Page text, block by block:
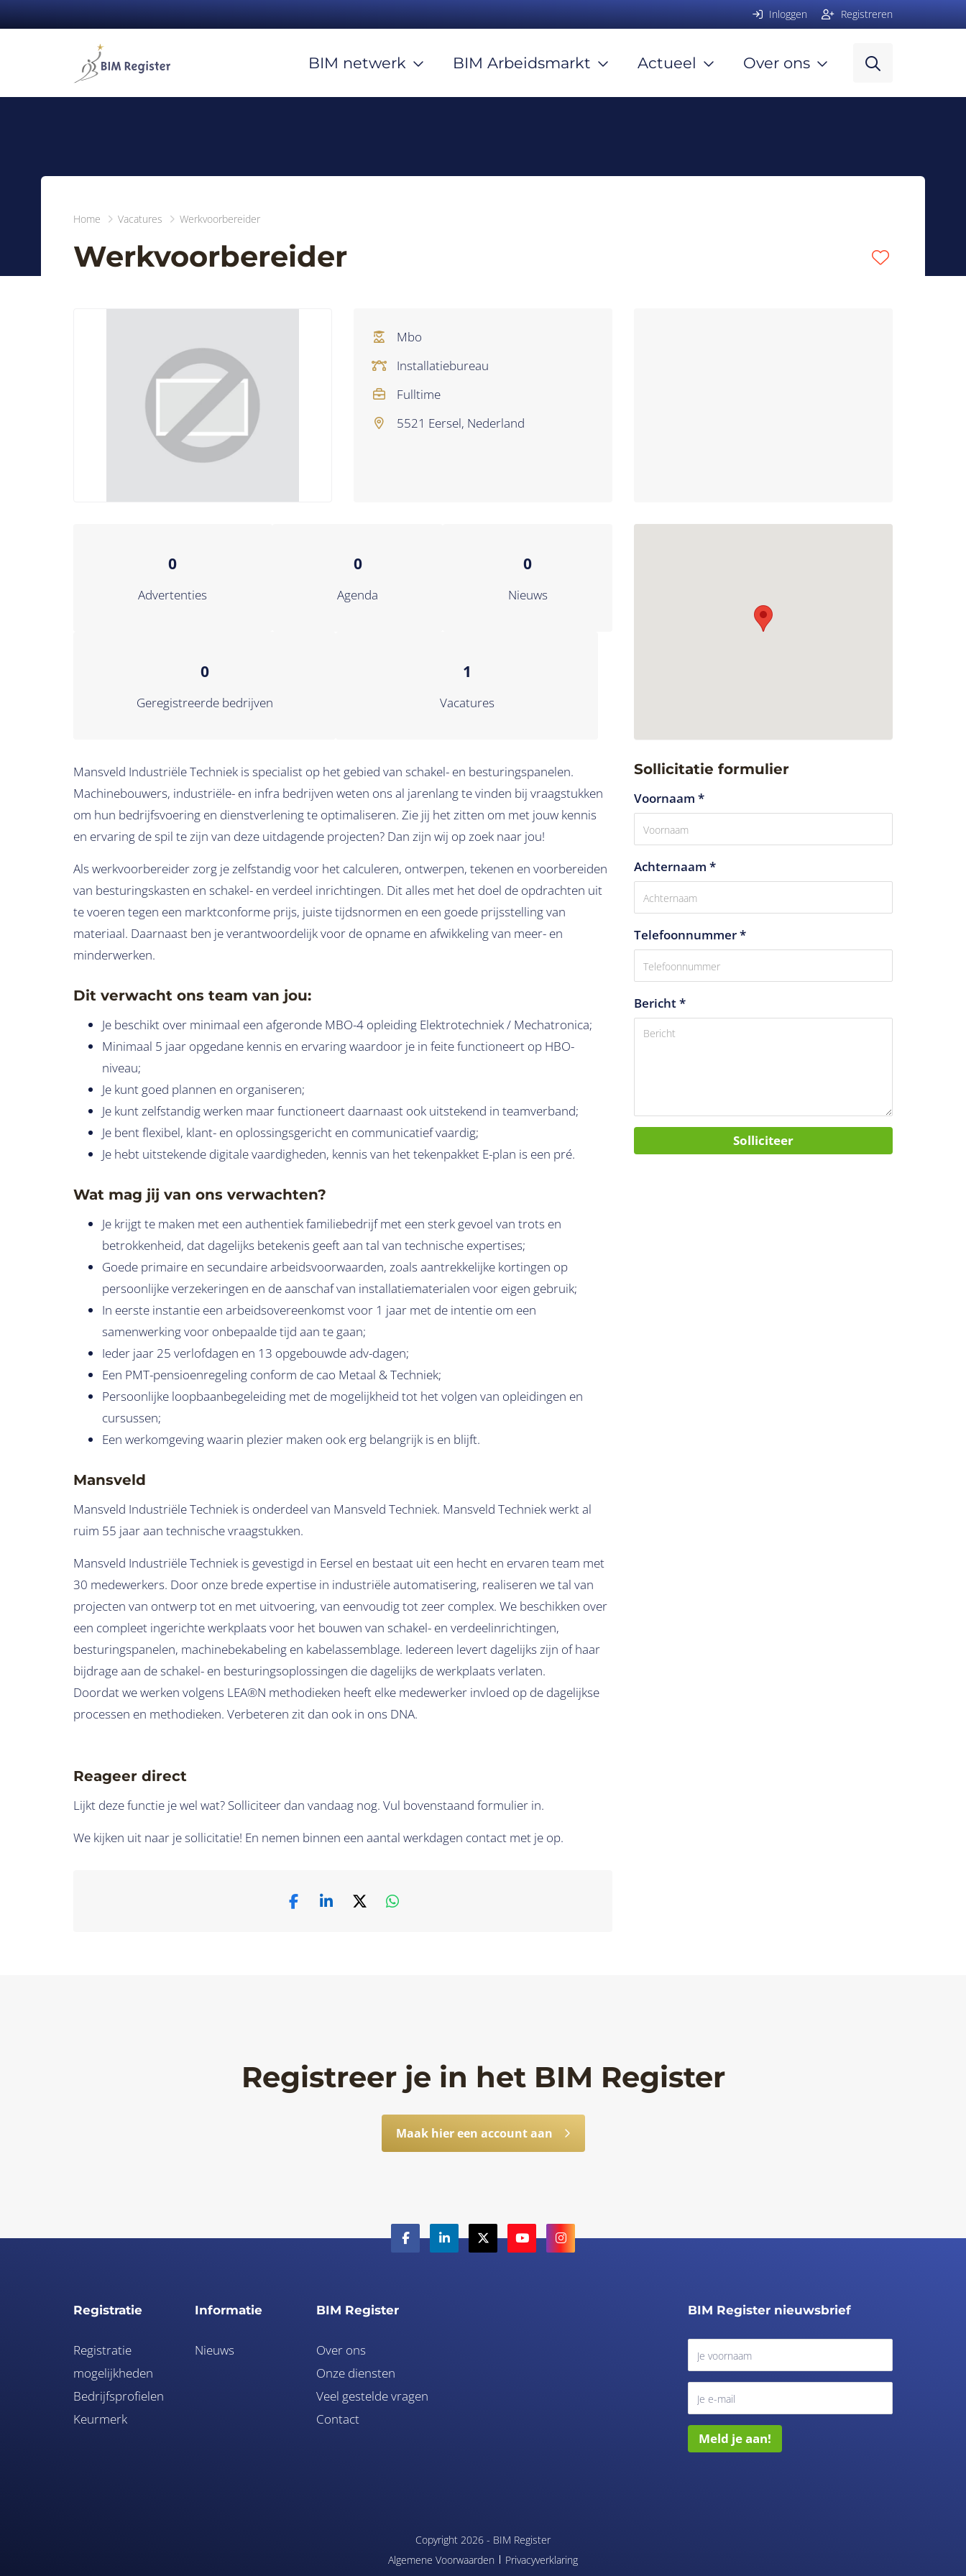
Home Vacatures Werkvoorbereider
Werkvoorbereider
Mbo
Installatiebureau
Fulltime
5521 Eersel, Nederland
0
Advertenties
0
Agenda
0
Nieuws
0
Geregistreerde bedrijven
1
Vacatures
Mansveld Industriële Techniek is specialist op het gebied van schakel- en besturingspanelen.
Machinebouwers, industriële- en infra bedrijven weten ons al jarenlang te vinden bij vraagstukken
om hun bedrijfsvoering en dienstverlening te optimaliseren. Zie jij het zitten om met jouw kennis
en ervaring de spil te zijn van deze uitdagende projecten? Dan zijn wij op zoek naar jou!
Als werkvoorbereider zorg je zelfstandig voor het calculeren, ontwerpen, tekenen en voorbereiden
van besturingskasten en schakel- en verdeel inrichtingen. Dit alles met het doel de opdrachten uit
te voeren tegen een marktconforme prijs, juiste tijdsnormen en een goede prijsstelling van
materiaal. Daarnaast ben je verantwoordelijk voor de opname en afwikkeling van meer- en
minderwerken.
Dit verwacht ons team van jou:
Je beschikt over minimaal een afgeronde MBO-4 opleiding Elektrotechniek / Mechatronica;
Minimaal 5 jaar opgedane kennis en ervaring waardoor je in feite functioneert op HBO-
niveau;
Je kunt goed plannen en organiseren;
Je kunt zelfstandig werken maar functioneert daarnaast ook uitstekend in teamverband;
Je bent flexibel, klant- en oplossingsgericht en communicatief vaardig;
Je hebt uitstekende digitale vaardigheden, kennis van het tekenpakket E-plan is een pré.
Wat mag jij van ons verwachten?
Je krijgt te maken met een authentiek familiebedrijf met een sterk gevoel van trots en
betrokkenheid, dat dagelijks betekenis geeft aan tal van technische expertises;
Goede primaire en secundaire arbeidsvoorwaarden, zoals aantrekkelijke kortingen op
persoonlijke verzekeringen en de aanschaf van installatiematerialen voor eigen gebruik;
In eerste instantie een arbeidsovereenkomst voor 1 jaar met de intentie om een
samenwerking voor onbepaalde tijd aan te gaan;
Ieder jaar 25 verlofdagen en 13 opgebouwde adv-dagen;
Een PMT-pensioenregeling conform de cao Metaal & Techniek;
Persoonlijke loopbaanbegeleiding met de mogelijkheid tot het volgen van opleidingen en
cursussen;
Een werkomgeving waarin plezier maken ook erg belangrijk is en blijft.
Mansveld
Mansveld Industriële Techniek is onderdeel van Mansveld Techniek. Mansveld Techniek werkt al
ruim 55 jaar aan technische vraagstukken.
Mansveld Industriële Techniek is gevestigd in Eersel en bestaat uit een hecht en ervaren team met
30 medewerkers. Door onze brede expertise in industriële automatisering, realiseren we tal van
projecten van ontwerp tot en met uitvoering, van eenvoudig tot zeer complex. We beschikken over
een compleet ingerichte werkplaats voor het bouwen van schakel- en verdeelinrichtingen,
besturingspanelen, machinebekabeling en kabelassemblage. Iedereen levert dagelijks zijn of haar
bijdrage aan de schakel- en besturingsoplossingen die dagelijks de werkplaats verlaten.
Doordat we werken volgens LEA®N methodieken heeft elke medewerker invloed op de dagelijkse
processen en methodieken. Verbeteren zit dan ook in ons DNA.
Reageer direct
Lijkt deze functie je wel wat? Solliciteer dan vandaag nog. Vul bovenstaand formulier in.
We kijken uit naar je sollicitatie! En nemen binnen een aantal werkdagen contact met je op.
Sollicitatie formulier
Voornaam *
Achternaam *
Telefoonnummer *
Bericht *
Solliciteer
Registreer je in het BIM Register
Maak hier een account aan
Inloggen Registreren
BIM netwerk BIM Arbeidsmarkt Actueel Over ons
Registratie
Registratie
mogelijkheden
Bedrijfsprofielen
Keurmerk
Informatie
Nieuws
BIM Register
Over ons
Onze diensten
Veel gestelde vragen
Contact
BIM Register nieuwsbrief
Meld je aan!
Copyright 2026 - BIM Register
Algemene Voorwaarden
Privacyverklaring